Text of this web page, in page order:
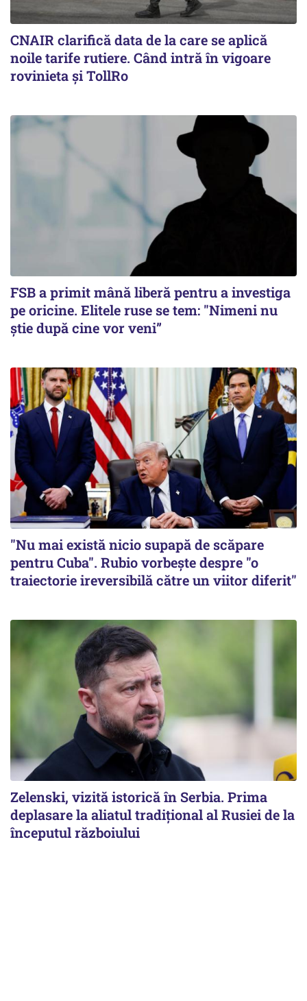
CNAIR clarifică data de la care se aplică
noile tarife rutiere. Când intră în vigoare
rovinieta și TollRo
FSB a primit mână liberă pentru a investiga
pe oricine. Elitele ruse se tem: "Nimeni nu
știe după cine vor veni”
"Nu mai există nicio supapă de scăpare
pentru Cuba". Rubio vorbește despre "o
traiectorie ireversibilă către un viitor diferit"
Zelenski, vizită istorică în Serbia. Prima
deplasare la aliatul tradițional al Rusiei de la
începutul războiului